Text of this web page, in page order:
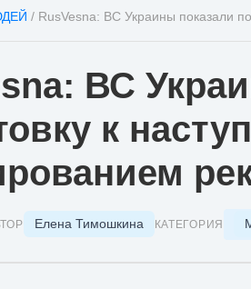
/ RusVesna: ВС Украины показали
ВС
к
Елена Тимошкина КАТЕГОРИЯ